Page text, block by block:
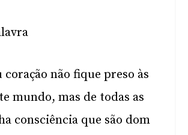
coração não fique preso às
mundo, mas de todas as
consciência que são dom